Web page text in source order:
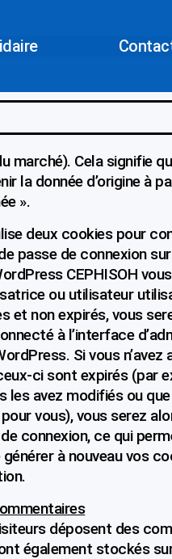
marché). Cela signifie
la donnée d’origine à
».
deux cookies pour
passe de connexion
CEPHISOH
ou utilisateur
et non expirés, vous
à l’interface
Si vous n’avez
ci sont expirés (par
les avez modifiés ou que
vous), vous serez
connexion, ce qui
à nouveau vos
déposent des
également stockés